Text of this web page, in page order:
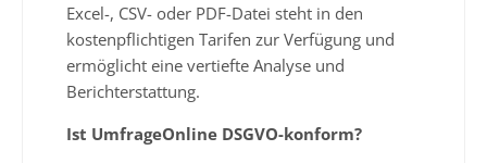
Excel-, CSV- oder PDF-Datei steht in den
kostenpflichtigen Tarifen zur Verfügung und
ermöglicht eine vertiefte Analyse und
Berichterstattung.
Ist UmfrageOnline DSGVO-konform?